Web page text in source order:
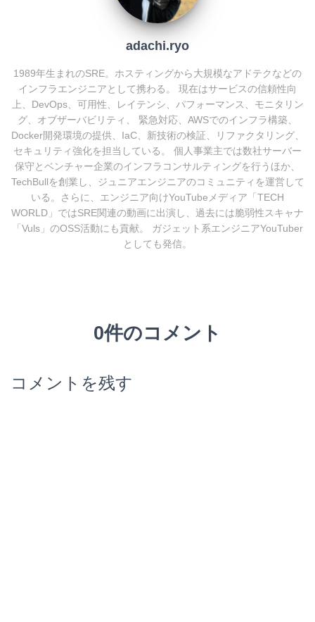
adachi.ryo
1989年生まれのSRE。ホスティングから大規模なアドテクなどの
インフラエンジニアとして携わる。 現在はサービスの信頼性向
上、DevOps、可用性、レイテンシ、パフォーマンス、モニタリン
グ、オブザーバビリティ、 緊急対応、AWSでのインフラ構築、
Docker開発環境の提供、IaC、新技術の検証、リファクタリング、
セキュリティ強化を担当している。 個人事業主では数社サーバー
保守とベンチャー企業のインフラコンサルティングを行うほか、
TechBullを創業し、ジュニアエンジニアのコミュニティを運営して
いる。さらに、エンジニア向けYouTubeメディア「TECH
WORLD」ではSRE関連の動画に出演し、過去には脆弱性スキャナ
「Vuls」のOSS活動にも貢献。 ガジェット系エンジニアYouTuber
としても発信。
0件のコメント
コメントを残す